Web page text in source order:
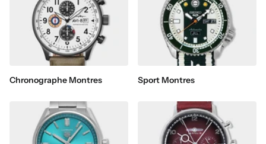
Chronographe Montres Sport Montres